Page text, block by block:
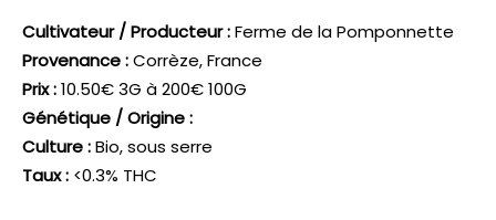
Cultivateur / Producteur :Ferme de la Pomponnette
Provenance :Corrèze, France
Prix :10.50€ 3G à 200€ 100G
Génétique / Origine :
Culture :Bio, sous serre
Taux : <0.3% THC